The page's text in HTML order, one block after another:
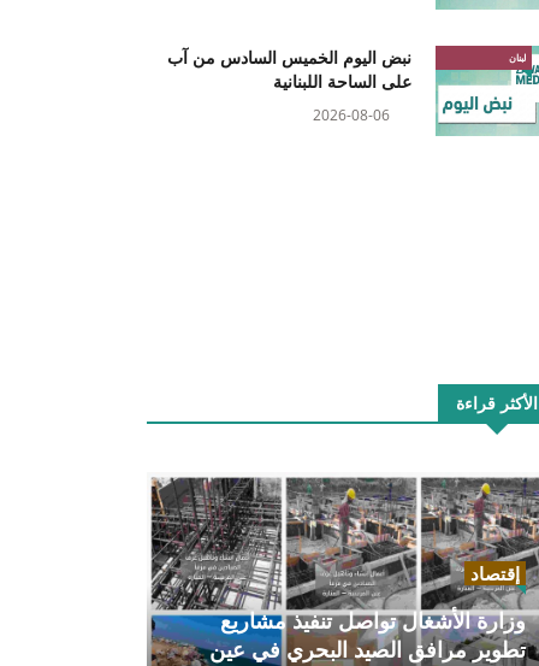
لبنان
نبض اليوم الخميس السادس من آب
على الساحة اللبنانية
2026-08-06
الأكثر قراءة
إقتصاد
وزارة الأشغال تواصل تنفيذ مشاريع
تطوير مرافق الصيد البحري في عين